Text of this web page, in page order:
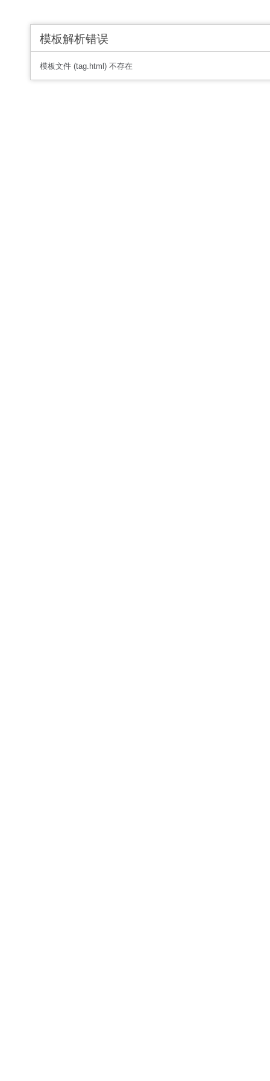
模板解析错误
模板文件 (tag.html) 不存在